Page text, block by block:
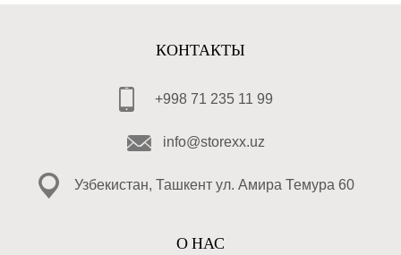
КОНТАКТЫ
+998 71 235 11 99
info@storexx.uz
Узбекистан, Ташкент ул. Амира Темура 60
О НАС